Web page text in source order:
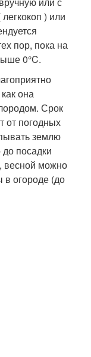
) или
пор, пока на
0°C.
она
Срок
от погодных
землю
посадки
весной можно
в огороде (до